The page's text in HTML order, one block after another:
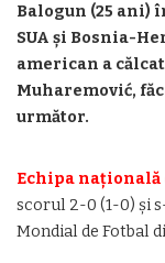
Balogun (25
SUA și Bosnia-
american a
Muharemović,
următor.
Echipa națională
scorul 2-0 (1-0) și
Mondial de Fotbal